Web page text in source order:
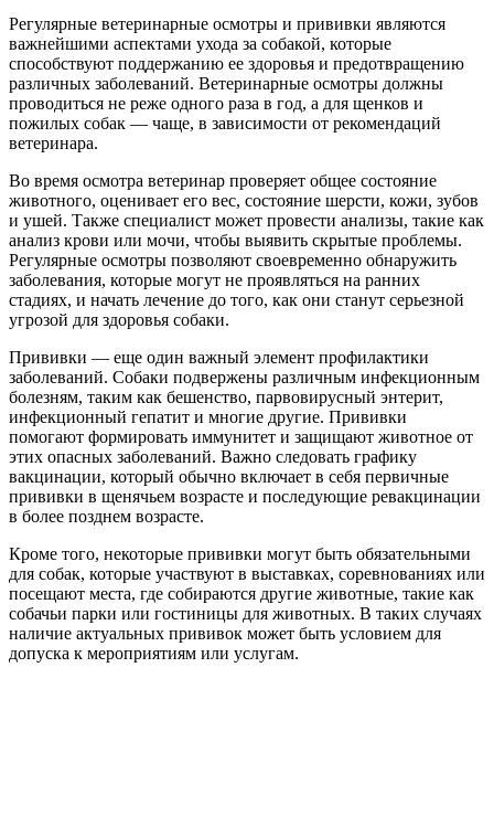
Регулярные ветеринарные осмотры и прививки являются
важнейшими аспектами ухода за собакой, которые
способствуют поддержанию ее здоровья и предотвращению
различных заболеваний. Ветеринарные осмотры должны
проводиться не реже одного раза в год, а для щенков и
пожилых собак — чаще, в зависимости от рекомендаций
ветеринара.
Во время осмотра ветеринар проверяет общее состояние
животного, оценивает его вес, состояние шерсти, кожи, зубов
и ушей. Также специалист может провести анализы, такие как
анализ крови или мочи, чтобы выявить скрытые проблемы.
Регулярные осмотры позволяют своевременно обнаружить
заболевания, которые могут не проявляться на ранних
стадиях, и начать лечение до того, как они станут серьезной
угрозой для здоровья собаки.
Прививки — еще один важный элемент профилактики
заболеваний. Собаки подвержены различным инфекционным
болезням, таким как бешенство, парвовирусный энтерит,
инфекционный гепатит и многие другие. Прививки
помогают формировать иммунитет и защищают животное от
этих опасных заболеваний. Важно следовать графику
вакцинации, который обычно включает в себя первичные
прививки в щенячьем возрасте и последующие ревакцинации
в более позднем возрасте.
Кроме того, некоторые прививки могут быть обязательными
для собак, которые участвуют в выставках, соревнованиях или
посещают места, где собираются другие животные, такие как
собачьи парки или гостиницы для животных. В таких случаях
наличие актуальных прививок может быть условием для
допуска к мероприятиям или услугам.